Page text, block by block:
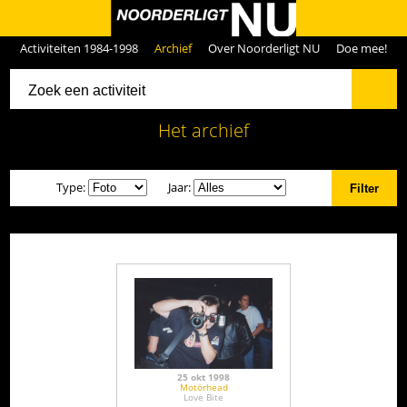
Activiteiten 1984-1998 Archief Over Noorderligt NU Doe mee!
Het archief
Type: Jaar:
25 okt 1998
Motörhead
Love Bite